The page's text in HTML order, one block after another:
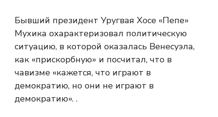
Бывший президент Уругвая Хосе «Пепе»
Мухика охарактеризовал политическую
ситуацию, в которой оказалась Венесуэла,
как «прискорбную» и посчитал, что в
чавизме «кажется, что играют в
демократию, но они не играют в
демократию». .